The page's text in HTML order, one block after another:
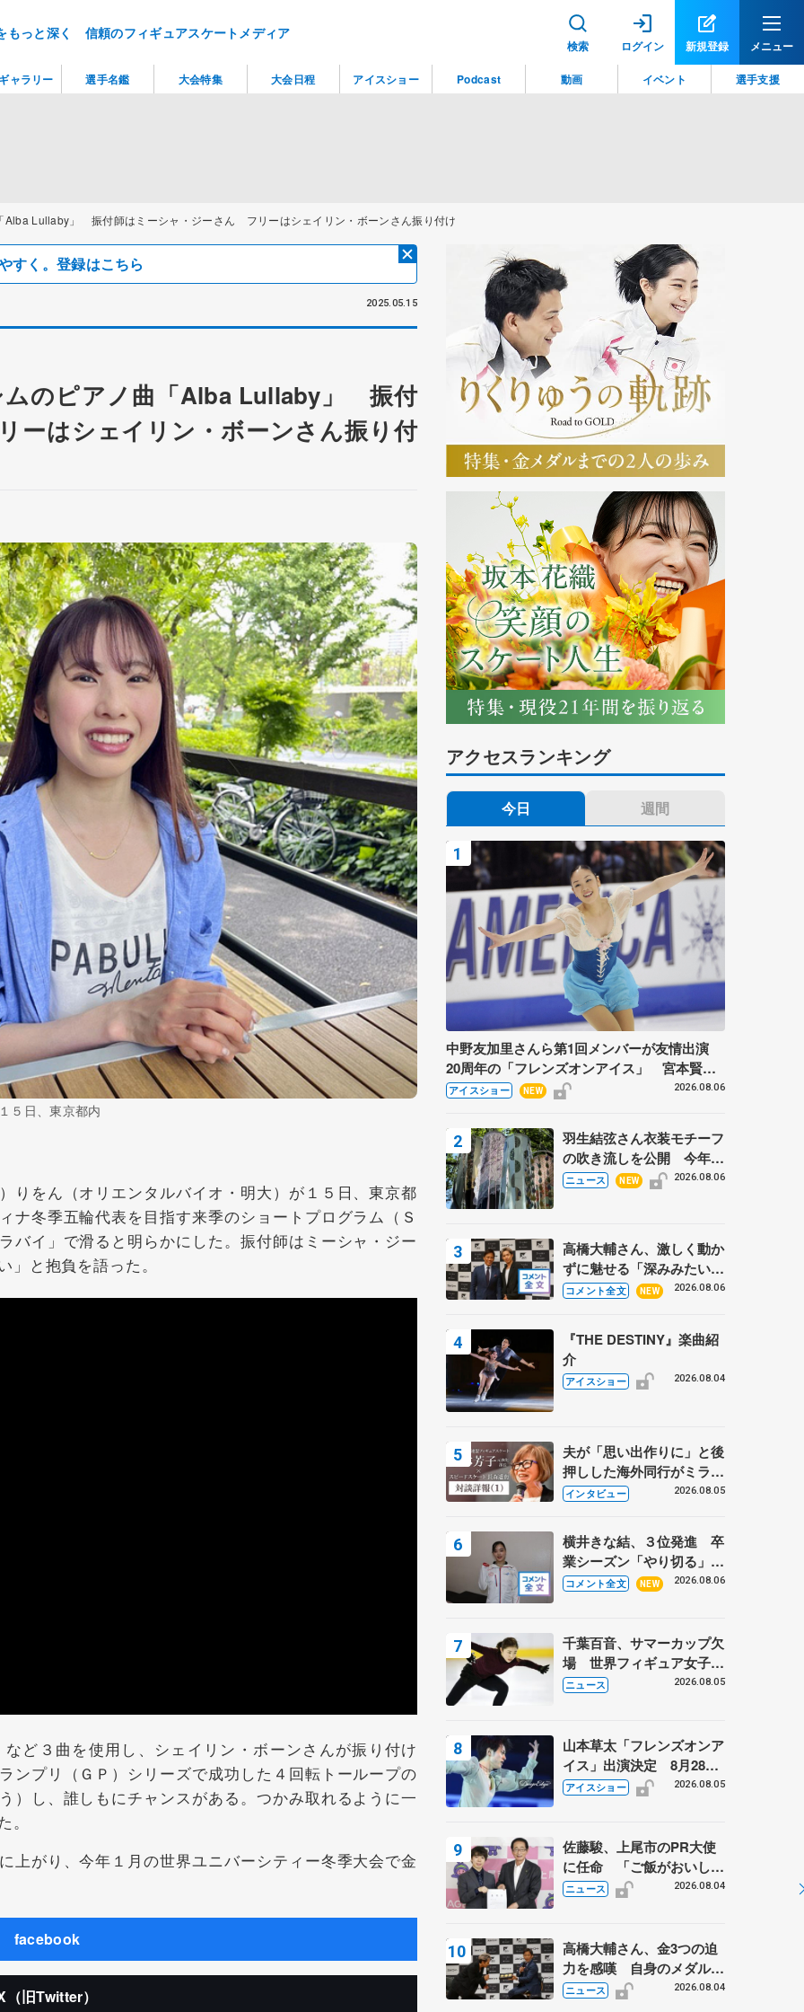
もっと深く 信頼のフィギュアスケートメディア
検索 ログイン 新規登録 メニュー
Alba Lullaby」 振付師はミーシャ・ジーさん フリーはシェイリン・ボーンさん振り付け
すく。登録はこちら
2025.05.15
ムのピアノ曲「Alba Lullaby」 振付
はシェイリン・ボーンさん振り付
５日、東京都内
をん（オリエンタルバイオ・明大）が１５日、東京都
ナ冬季五輪代表を目指す来季のショートプログラム（Ｓ
バイ」で滑ると明らかにした。振付師はミーシャ・ジー
と抱負を語った。
ど３曲を使用し、シェイリン・ボーンさんが振り付け
ンプリ（ＧＰ）シリーズで成功した４回転トーループの
）し、誰しもにチャンスがある。つかみ取れるように一
がり、今年１月の世界ユニバーシティー冬季大会で金
facebook
（旧Twitter）
アクセスランキング
今日 週間
中野友加里さんら第1回メンバーが友情出演
20周年の「フレンズオンアイス」 宮本賢二
さん、有川梨絵さん、田村岳斗さんも
アイスショー NEW 2026.08.06
羽生結弦さん衣装モチーフ
の吹き流しを公開 今年は
「春よ、来い」、仙台の瑞
ニュース NEW 2026.08.06
高橋大輔さん、激しく動か
ずに魅せる「深みみたいな
ものは出てきている？」
あい
コメント全文 NEW 2026.08.06
『THE DESTINY』楽曲紹
介
アイスショー 2026.08.04
夫が「思い出作りに」と後
押しした海外同行がミラノ
まで… 繁華街のリンクで
に 小林芳子さんが振り返
るスケート人生
インタビュー 2026.08.05
横井きな結、３位発進 卒
業シーズン「やり切る」
【みなとアクルス杯SP】
コメント全文 NEW 2026.08.06
千葉百音、サマーカップ欠
場 世界フィギュア女子2
位
ニュース 2026.08.05
山本草太「フレンズオンア
イス」出演決定 8月28日
（金）2公演のみ 荒川静
アイスショー 2026.08.05
佐藤駿、上尾市のPR大使
に任命 「ご飯がおいし
く、住みやすいのが魅力」
ニュース 2026.08.04
高橋大輔さん、金3つの迫
力を感嘆 自身のメダルは
「どちらに？」 〝リス兄
ニュース 2026.08.04
ャラリー 選手名鑑 大会特集 大会日程 アイスショー Podcast 動画 イベント 選手支援